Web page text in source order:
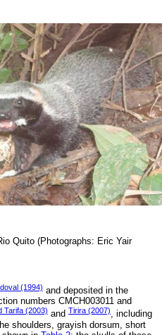
Quito (Photographs: Eric Yair
(1994) and deposited in the
numbers CMCH003011 and
Tarifa (2003) and Tirira (2007), including
shoulders, grayish dorsum, short